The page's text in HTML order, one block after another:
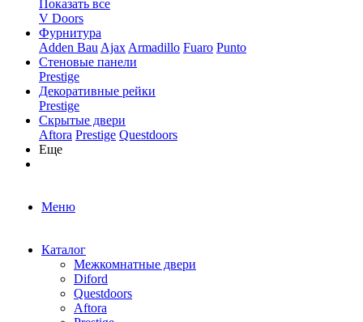
Показать все
V Doors
Фурнитура
Adden Bau Ajax Armadillo Fuaro Punto
Стеновые панели
Prestige
Декоративные рейки
Prestige
Скрытые двери
Aftora Prestige Questdoors
Еще
Меню
Каталог
Межкомнатные двери
Diford
Questdoors
Aftora